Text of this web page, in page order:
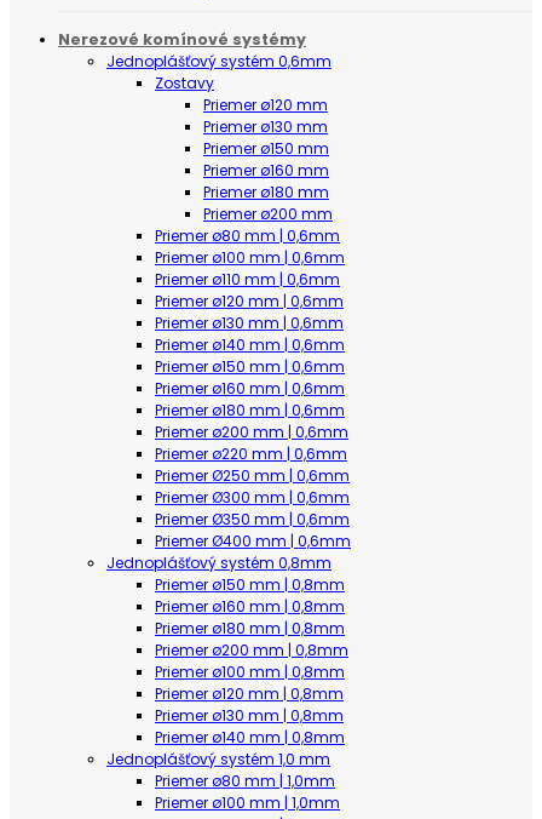
Nerezové komínové systémy
Jednoplášťový systém 0,6mm
Zostavy
Priemer ø120 mm
Priemer ø130 mm
Priemer ø150 mm
Priemer ø160 mm
Priemer ø180 mm
Priemer ø200 mm
Priemer ø80 mm | 0,6mm
Priemer ø100 mm | 0,6mm
Priemer ø110 mm | 0,6mm
Priemer ø120 mm | 0,6mm
Priemer ø130 mm | 0,6mm
Priemer ø140 mm | 0,6mm
Priemer ø150 mm | 0,6mm
Priemer ø160 mm | 0,6mm
Priemer ø180 mm | 0,6mm
Priemer ø200 mm | 0,6mm
Priemer ø220 mm | 0,6mm
Priemer Ø250 mm | 0,6mm
Priemer Ø300 mm | 0,6mm
Priemer Ø350 mm | 0,6mm
Priemer Ø400 mm | 0,6mm
Jednoplášťový systém 0,8mm
Priemer ø150 mm | 0,8mm
Priemer ø160 mm | 0,8mm
Priemer ø180 mm | 0,8mm
Priemer ø200 mm | 0,8mm
Priemer ø100 mm | 0,8mm
Priemer ø120 mm | 0,8mm
Priemer ø130 mm | 0,8mm
Priemer ø140 mm | 0,8mm
Jednoplášťový systém 1,0 mm
Priemer ø80 mm | 1,0mm
Priemer ø100 mm | 1,0mm